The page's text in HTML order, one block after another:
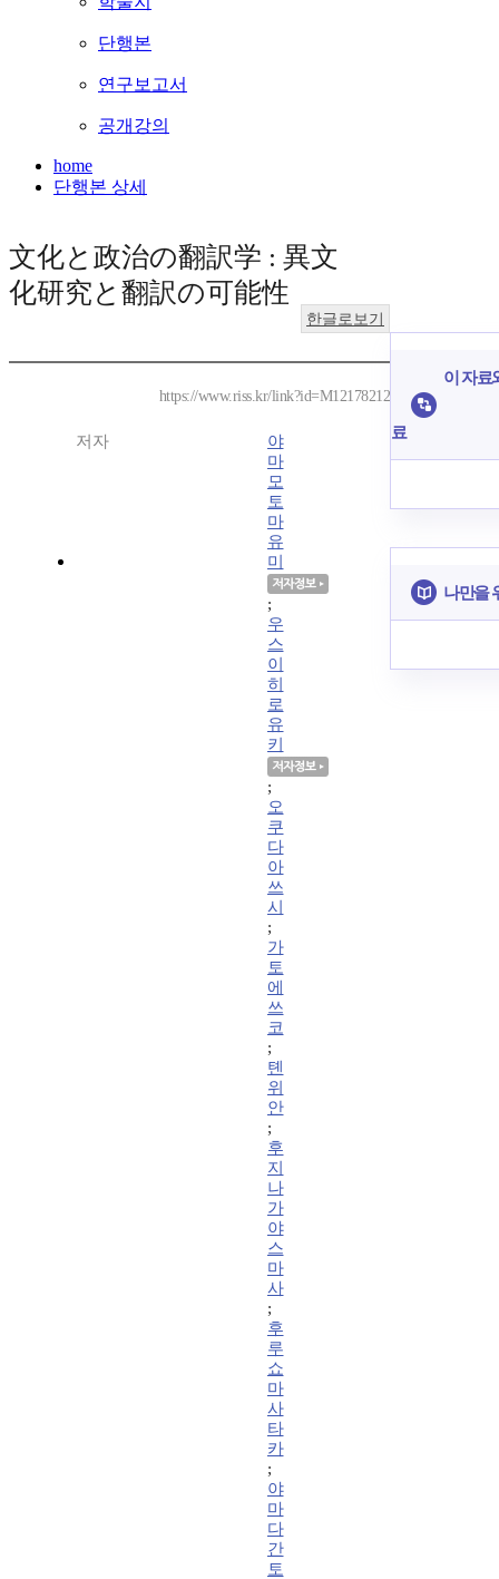
단행본
연구보고서
공개강의
home
단행본 상세
文化と政治の翻訳学 : 異文
化研究と翻訳の可能性
한글로보기
https://www.riss.kr/link?id=M12178212
저자
야
마
모
토
마
유
미
;
우
스
이
히
로
유
키
;
오
쿠
다
아
쓰
시
;
가
토
에
쓰
코
;
톈
위
안
;
후
지
나
가
야
스
마
사
;
후
루
쇼
마
사
타
카
;
야
마
다
간
토
이 자료
료
나만을